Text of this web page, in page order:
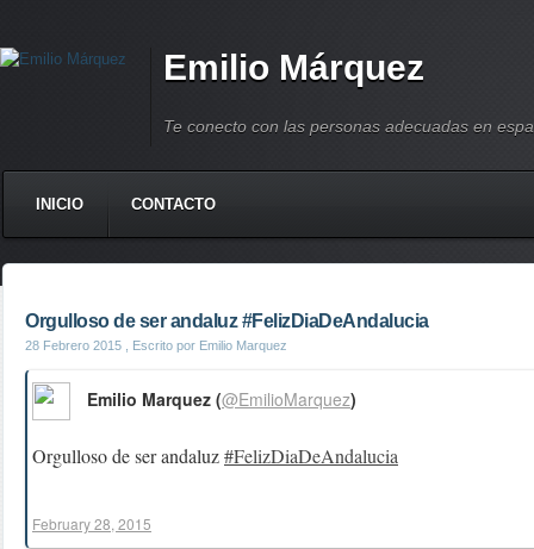
Emilio Márquez
Te conecto con las personas adecuadas en
INICIO CONTACTO
Orgulloso de ser andaluz #FelizDiaDeAndalucia
28 Febrero 2015 , Escrito por Emilio Marquez
Orgulloso de ser andaluz#FelizDiaDeAndalucia
Emilio Marquez (@EmilioMarquez)
February 28, 2015